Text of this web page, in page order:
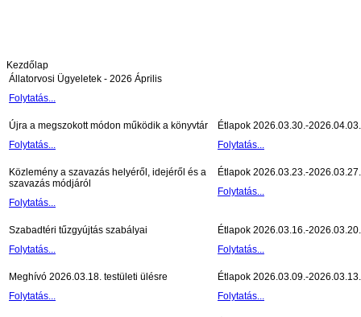
Kezdőlap
Állatorvosi Ügyeletek - 2026 Április
Folytatás...
Újra a megszokott módon működik a könyvtár
Folytatás...
Étlapok 2026.03.30.-2026.04.03.
Folytatás...
Közlemény a szavazás helyéről, idejéről és a
szavazás módjáról
Folytatás...
Étlapok 2026.03.23.-2026.03.27.
Folytatás...
Szabadtéri tűzgyújtás szabályai
Folytatás...
Étlapok 2026.03.16.-2026.03.20.
Folytatás...
Meghívó 2026.03.18. testületi ülésre
Folytatás...
Étlapok 2026.03.09.-2026.03.13.
Folytatás...